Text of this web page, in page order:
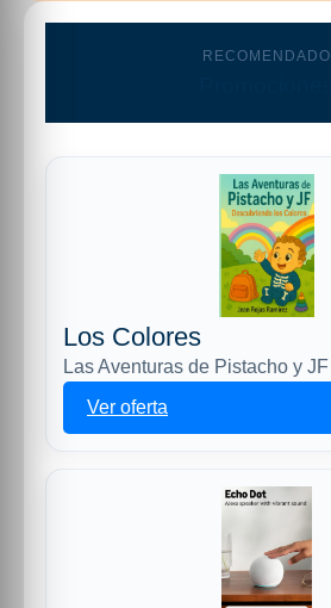
RECOMENDADO
Los Colores
Las Aventuras de Pistacho y JF
Ver oferta